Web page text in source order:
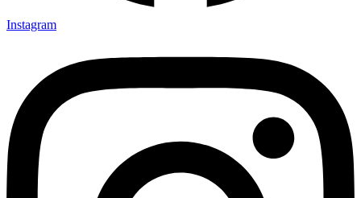
Instagram